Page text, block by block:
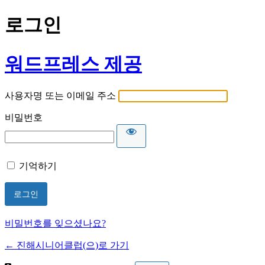
로그인
워드프레스 제공
사용자명 또는 이메일 주소
비밀번호
기억하기
비밀번호를 잊으셨나요?
← 진해시니어클럽(으)로 가기